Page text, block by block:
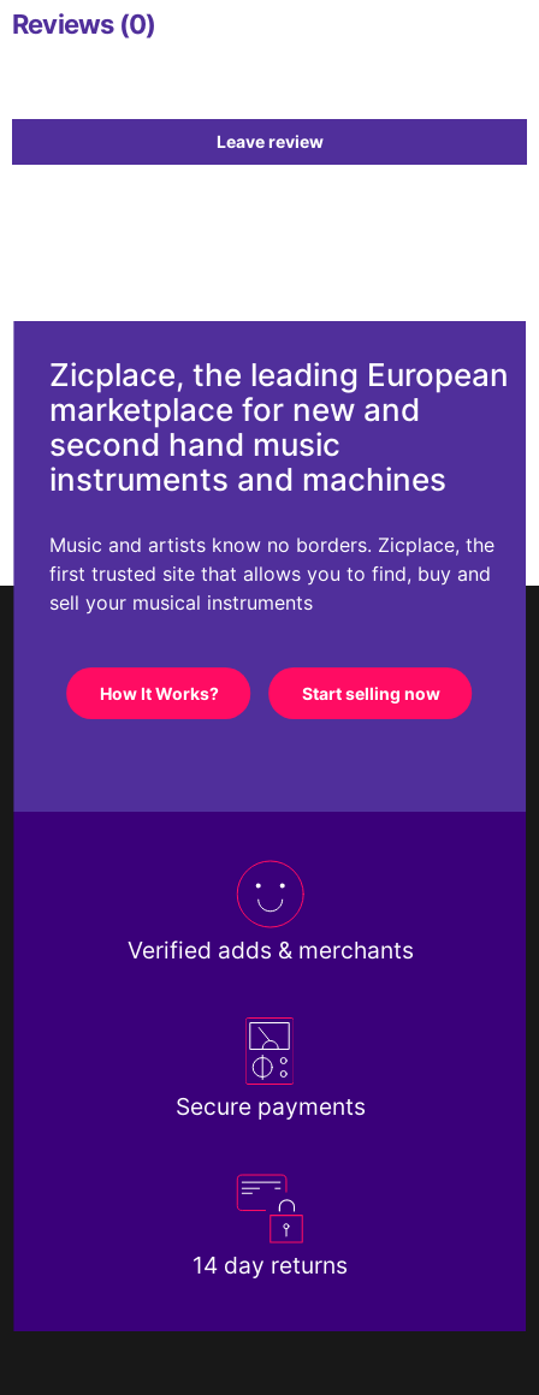
Reviews (0)
Leave review
Zicplace, the leading European
marketplace for new and
second hand music
instruments and machines
Music and artists know no borders. Zicplace, the
first trusted site that allows you to find, buy and
sell your musical instruments
How It Works? Start selling now
Verified adds & merchants
Secure payments
14 day returns